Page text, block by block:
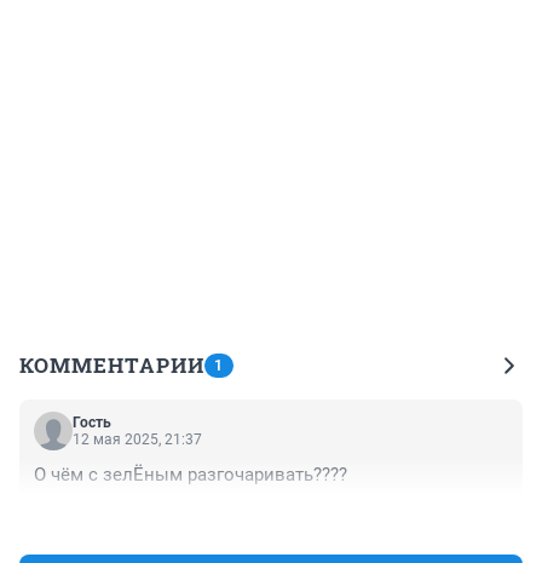
КОММЕНТАРИИ 1
Гость
12 мая 2025, 21:37
О чём с зелЁным разгочаривать????